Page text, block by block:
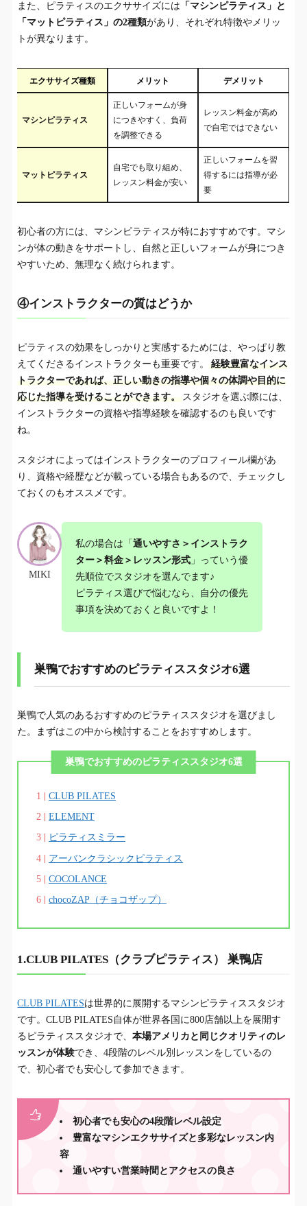
また、ピラティスのエクササイズには 「マシンピラティス」と
「マットピラティス」の2種類があり、それぞれ特徴やメリッ
トが異なります。
エクササイズ種類 メリット デメリット
マシンピラティス
正しいフォームが身
につきやすく、負荷
を調整できる
レッスン料金が高め
で自宅ではできない
マットピラティス
自宅でも取り組め、
レッスン料金が安い
正しいフォームを習
得するには指導が必
要
初心者の方には、マシンピラティスが特におすすめです。マシ
ンが体の動きをサポートし、自然と正しいフォームが身につき
やすいため、無理なく続けられます。
④インストラクターの質はどうか
ピラティスの効果をしっかりと実感するためには、やっぱり教
えてくださるインストラクターも重要です。
経験豊富なインス
トラクターであれば、正しい動きの指導や個々の体調や目的に
応じた指導を受けることができます。
スタジオを選ぶ際には、
インストラクターの資格や指導経験を確認するのも良いです
ね。
スタジオによってはインストラクターのプロフィール欄があ
り、資格や経歴などが載っている場合もあるので、チェックし
ておくのもオススメです。
MIKI
私の場合は「 通いやすさ＞インストラク
ター＞料金＞レッスン形式」っていう優
先順位でスタジオを選んでます♪
ピラティス選びで悩むなら、自分の優先
事項を決めておくと良いですよ！
巣鴨でおすすめのピラティススタジオ6選
巣鴨で人気のあるおすすめのピラティススタジオを選びまし
た。まずはこの中から検討することをおすすめします。
巣鴨でおすすめのピラティススタジオ6選
CLUB PILATES
ELEMENT
ピラティスミラー
アーバンクラシックピラティス
COCOLANCE
chocoZAP（チョコザップ）
1.CLUB PILATES（クラブピラティス） 巣鴨店
CLUB PILATESは世界的に展開するマシンピラティススタジオ
です。CLUB PILATES自体が世界各国に800店舗以上を展開す
るピラティススタジオで、本場アメリカと同じクオリティのレ
ッスンが体験でき、4段階のレベル別レッスンをしているの
で、初心者でも安心して参加できます。
初心者でも安心の4段階レベル設定
豊富なマシンエクササイズと多彩なレッスン内
容
通いやすい営業時間とアクセスの良さ